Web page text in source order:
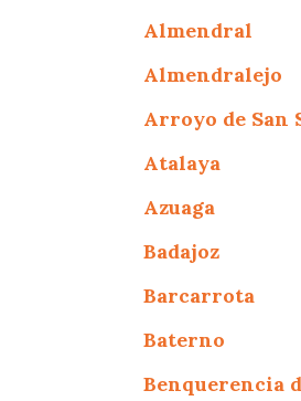
Almendral
Almendralejo
Arroyo de San
Atalaya
Azuaga
Badajoz
Barcarrota
Baterno
Benquerencia